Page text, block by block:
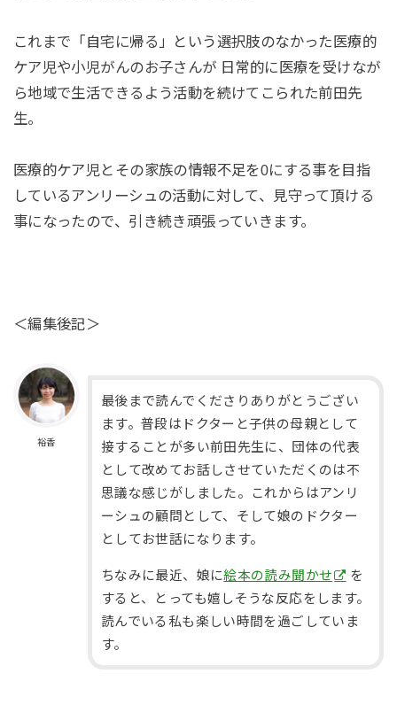
これまで「自宅に帰る」という選択肢のなかった医療的
ケア児や小児がんのお子さんが 日常的に医療を受けなが
ら地域で生活できるよう活動を続けてこられた前田先
生。
医療的ケア児とその家族の情報不足を0にする事を目指
しているアンリーシュの活動に対して、見守って頂ける
事になったので、引き続き頑張っていきます。
＜編集後記＞
裕香
最後まで読んでくださりありがとうござい
ます。普段はドクターと子供の母親として
接することが多い前田先生に、団体の代表
として改めてお話しさせていただくのは不
思議な感じがしました。これからはアンリ
ーシュの顧問として、そして娘のドクター
としてお世話になります。
ちなみに最近、娘に絵本の読み聞かせ
を
すると、とっても嬉しそうな反応をします。
読んでいる私も楽しい時間を過ごしていま
す。